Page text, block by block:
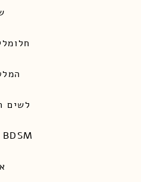
לשים
מורשת BDSM